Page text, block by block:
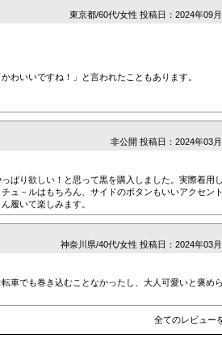
東京都/60代/女性 投稿日：2024年09
わいいですね！」と言われたこともあります。
非公開 投稿日：2024年03
ぱり欲しい！と思って黒を購入しました。実際着用
ュ－ルはもちろん、サイドのボタンもいいアクセン
履いて楽しみます。
神奈川県/40代/女性 投稿日：2024年03
車でも巻き込むことなかったし、大人可愛いと褒め
全てのレビュー